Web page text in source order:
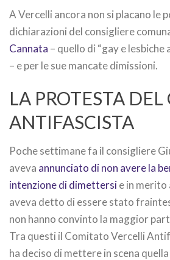
A Vercelli ancora non si placano le
dichiarazioni del consigliere
Cannata – quello di “gay e
– e per le sue mancate dimissioni.
LA PROTESTA
ANTIFASCISTA
Poche settimane fa il consigliere
aveva annunciato di non avere la
intenzione di dimettersie in merito
aveva detto di essere stato
non hanno convinto la maggior
Tra questi il Comitato Vercelli
ha deciso di mettere in scena